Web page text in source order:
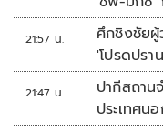
ที่มัลดาลิก
21:57 น.
ศึกชิงชัย
'โปรดปร
21:47 น.
ปากีสถาน
ประเทศน